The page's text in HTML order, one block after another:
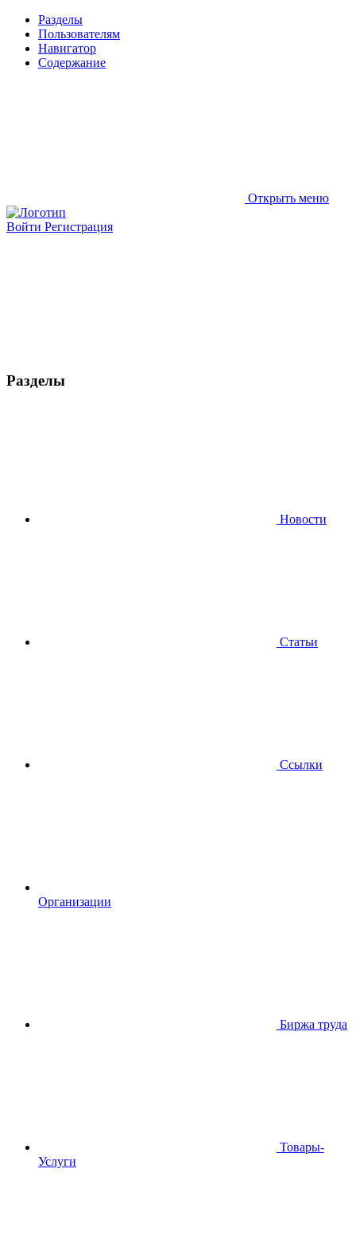
Разделы
Пользователям
Навигатор
Содержание
Открыть меню
Войти Регистрация
Разделы
Новости
Статьи
Ссылки
Организации
Биржа труда
Товары-
Услуги